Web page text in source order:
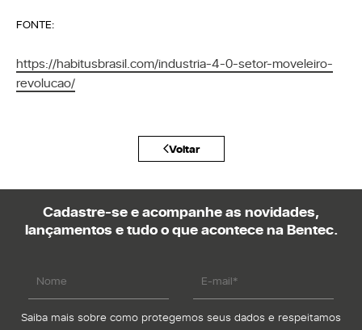
FONTE:
https://habitusbrasil.com/industria-4-0-setor-moveleiro-
revolucao/
Voltar
Cadastre-se e acompanhe as novidades,
lançamentos e tudo o que acontece na Bentec.
Saiba mais sobre como protegemos seus dados e respeitamos